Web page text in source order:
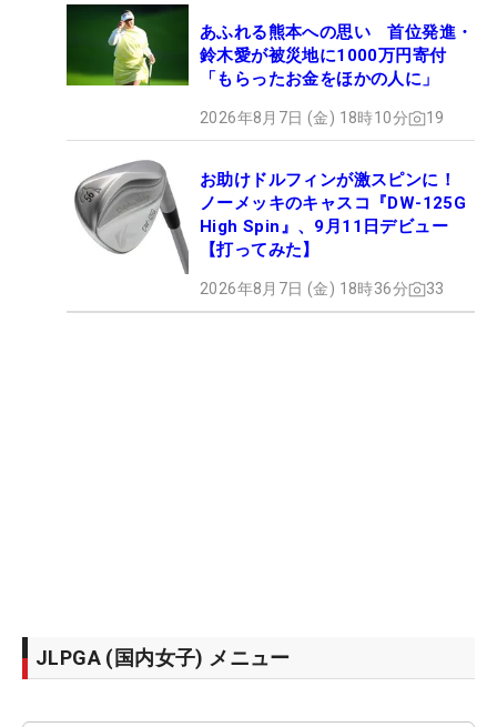
あふれる熊本への思い 首位発進・
鈴木愛が被災地に1000万円寄付
「もらったお金をほかの人に」
2026年8月7日 (金) 18時10分 19
お助けドルフィンが激スピンに！
ノーメッキのキャスコ『DW-125G
High Spin』、9月11日デビュー
【打ってみた】
2026年8月7日 (金) 18時36分 33
JLPGA (国内女子) メニュー